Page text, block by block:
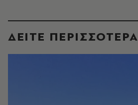
ΔΕΙΤΕ ΠΕΡΙΣΣΟΤΕΡΑ